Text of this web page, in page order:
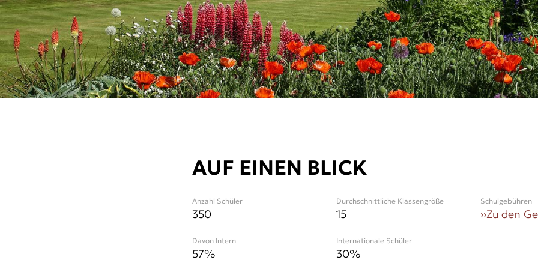
AUF EINEN BLICK
Anzahl Schüler
350
Davon Intern
57%
Durchschnittliche Klassengröße
15
Internationale Schüler
30%
Schulgebühren
››Zu den